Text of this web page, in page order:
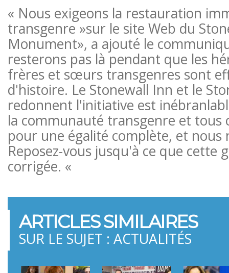
« Nous exigeons la restauration
transgenre »sur le site Web du
Monument», a ajouté le
resterons pas là pendant que les
frères et sœurs transgenres sont
d'histoire. Le Stonewall Inn et le
redonnent l'initiative est
la communauté transgenre et tous
pour une égalité complète, et nous
Reposez-vous jusqu'à ce que cette
corrigée. «
ARTICLES SIMILAIRES
SUR LE SUJET : ACTUALITÉS